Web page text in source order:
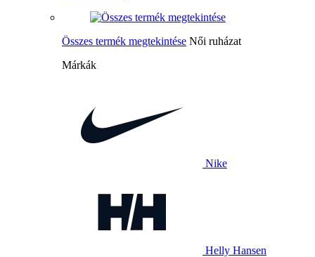
Összes termék megtekintése Női ruházat
Márkák
Nike
Helly Hansen